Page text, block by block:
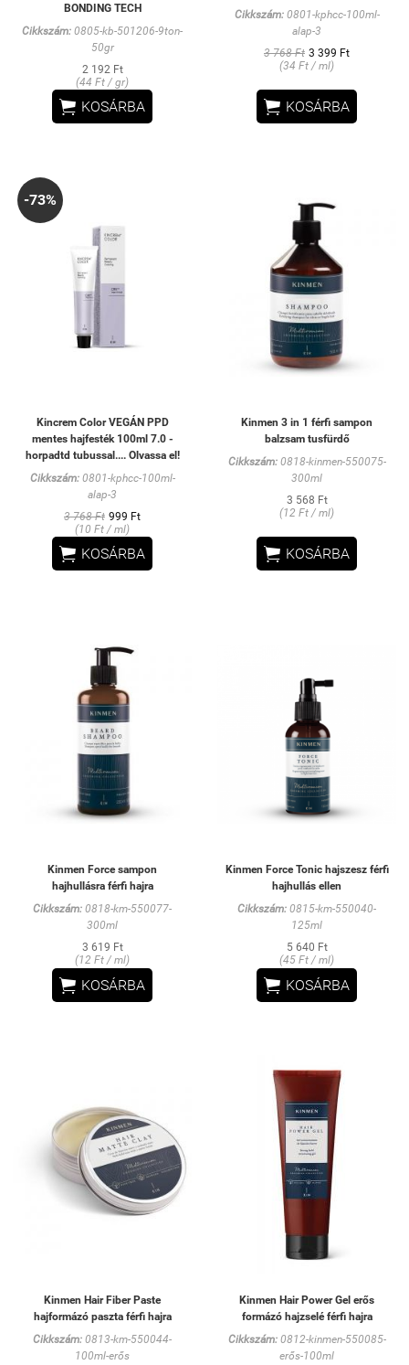
BONDING TECH
Cikkszám: 0805-kb-501206-9ton-
50gr
2 192 Ft
(44 Ft / gr)
 KOSÁRBA
Cikkszám:0801-kphcc-100ml-
alap-3
3 768 Ft 3 399 Ft
(34 Ft / ml)
 KOSÁRBA
-73%
Kincrem Color VEGÁN PPD
mentes hajfesték 100ml 7.0 -
horpadtd tubussal.... Olvassa el!
Cikkszám:0801-kphcc-100ml-
alap-3
3 768 Ft 999 Ft
(10 Ft / ml)
 KOSÁRBA
Kinmen 3 in 1 férfi sampon
balzsam tusfürdő
Cikkszám:0818-kinmen-550075-
300ml
3 568 Ft
(12 Ft / ml)
 KOSÁRBA
Kinmen Force sampon
hajhullásra férfi hajra
Cikkszám: 0818-km-550077-
300ml
3 619 Ft
(12 Ft / ml)
 KOSÁRBA
Kinmen Force Tonic hajszesz férfi
hajhullás ellen
Cikkszám: 0815-km-550040-
125ml
5 640 Ft
(45 Ft / ml)
 KOSÁRBA
Kinmen Hair Fiber Paste
hajformázó paszta férfi hajra
Cikkszám: 0813-km-550044-
100ml-erős
Kinmen Hair Power Gel erős
formázó hajzselé férfi hajra
Cikkszám:0812-kinmen-550085-
erős-100ml